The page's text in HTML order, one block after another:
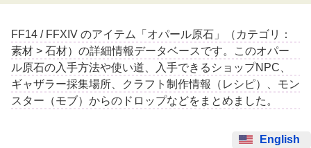
FF14 / FFXIV のアイテム「オパール原石」（カテゴリ：
素材 > 石材）の詳細情報データベースです。このオパー
ル原石の入手方法や使い道、入手できるショップNPC、
ギャザラー採集場所、クラフト制作情報（レシピ）、モン
スター（モブ）からのドロップなどをまとめました。
English